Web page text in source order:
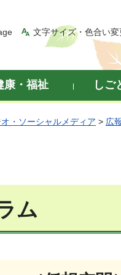
文字サイズ・色合い変
康・福祉 しご
・ソーシャルメディア > 広
ム